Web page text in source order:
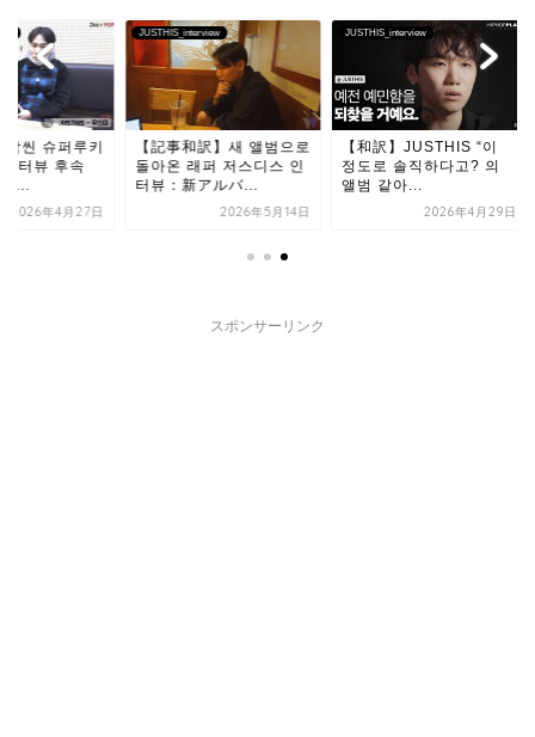
事和訳】새 앨범으로
온 래퍼 저스디스 인
2026年5月14日
JUSTHIS_interview
【和訳】JUSTHIS “이
정도로 솔직하다고? 의
앨범 같아...
2026年4月29日
JUSTHIS_interview
【和訳】힙합씬 슈
'저스디스' 인터뷰 후
편! 데일리팝...
2026年4
スポンサーリンク